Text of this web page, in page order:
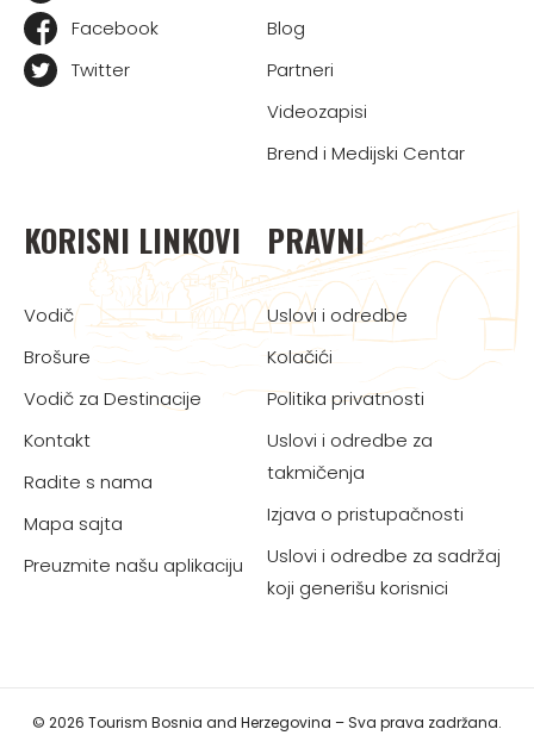
Facebook
Twitter
Blog
Partneri
Videozapisi
Brend i Medijski Centar
KORISNI LINKOVI
Vodič
Brošure
Vodič za Destinacije
Kontakt
Radite s nama
Mapa sajta
Preuzmite našu aplikaciju
PRAVNI
Uslovi i odredbe
Kolačići
Politika privatnosti
Uslovi i odredbe za
takmičenja
Izjava o pristupačnosti
Uslovi i odredbe za sadržaj
koji generišu korisnici
© 2026 Tourism Bosnia and Herzegovina – Sva prava zadržana.